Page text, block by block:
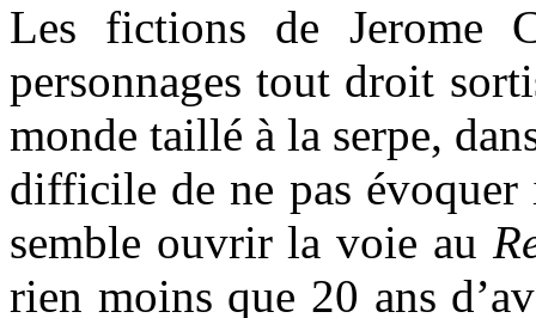
Les fictions de Jerome
personnages tout droit
monde taillé à la serpe,
difficile de ne pas évoquer
semble ouvrir la voie au
rien moins que 20 ans